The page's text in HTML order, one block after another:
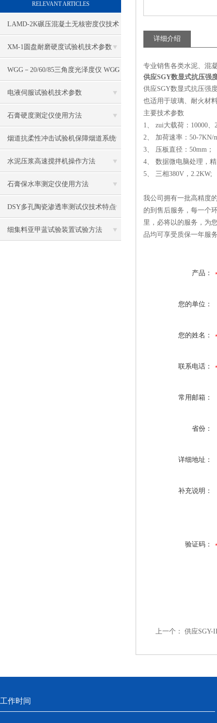
RELEVANT ARTICLES
LAMD-2K碾压混凝土无核密度仪技术
参数
XM-1圆盘耐磨硬度试验机技术参数
WGG－20/60/85三角度光泽度仪 WGG
－60光泽度仪（免充电型） QYG涂膜
鲜映性测定仪
电液伺服试验机技术参数
石膏硬度测定仪使用方法
烟道抗柔性冲击试验机保障烟道系统
安全性的设备
水泥压浆高速搅拌机操作方法
石膏保水率测定仪使用方法
DSY多孔陶瓷渗透率测试仪技术特点
细集料亚甲蓝试验装置试验方法
详细介绍
专业销售各类水泥、混
供应SGY数显式抗压强
供应SGY数显式抗压强
也适用于玻璃、耐火材
主要技术参数
1、 zui大载荷：10000、
2、 加荷速率：50-7KN/
3、 压板直径：50mm；
4、 数据微电脑处理，
5、 三相380V，2.2KW;
我公司拥有一批高精度
的到售后服务，每一个
里，必将以的服务，为
品均可享受质保一年服
产品：
您的单位：
您的姓名：
联系电话：
常用邮箱：
省份：
详细地址：
补充说明：
验证码：
上一个： 供应SGY-
工作时间